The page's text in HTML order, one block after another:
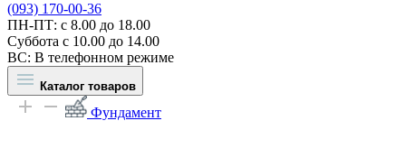
(093) 170-00-36
ПН-ПТ: c 8.00 до 18.00
Суббота с 10.00 до 14.00
ВС: В телефонном режиме
Каталог товаров
Фундамент